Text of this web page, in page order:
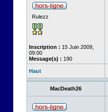
Rulezz
Inscription : 15 Juin 2009,
09:00
Message(s) : 190
Haut
MacDeath26